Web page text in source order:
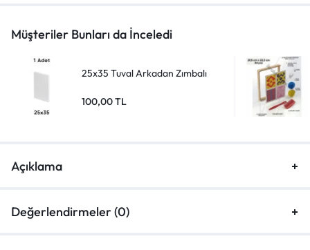
Müşteriler Bunları da İnceledi
25x35 Tuval Arkadan Zımbalı
100,00TL
Açıklama
Değerlendirmeler (0)